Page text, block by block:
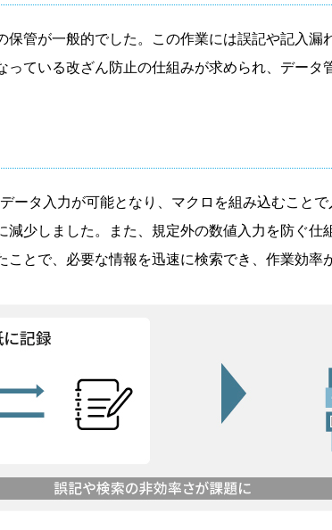
管が一般的でした。この作業には誤記や記入
ている改ざん防止の仕組みが求められ、デー
ータ入力が可能となり、マクロを組み込むこと
少しました。また、規定外の数値入力を防ぐ仕
とで、必要な情報を迅速に検索でき、作業効率